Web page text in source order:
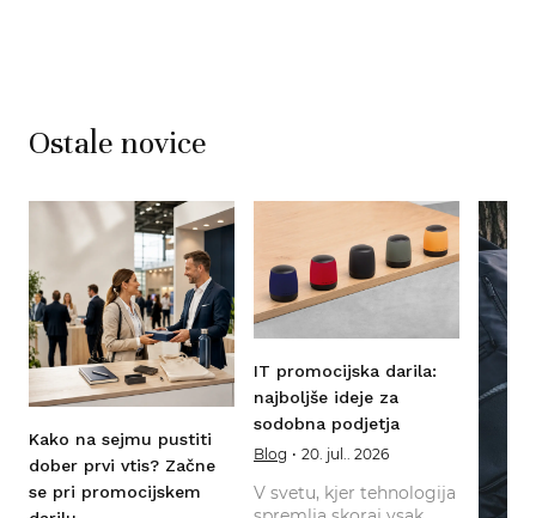
Ostale novice
Kako na sejmu pustiti
dober prvi vtis? Začne
se pri promocijskem
IT promocijska darila:
najboljše ideje za
sodobna podjetja
Blog 20. jul.. 2026
V svetu, kjer tehnologija